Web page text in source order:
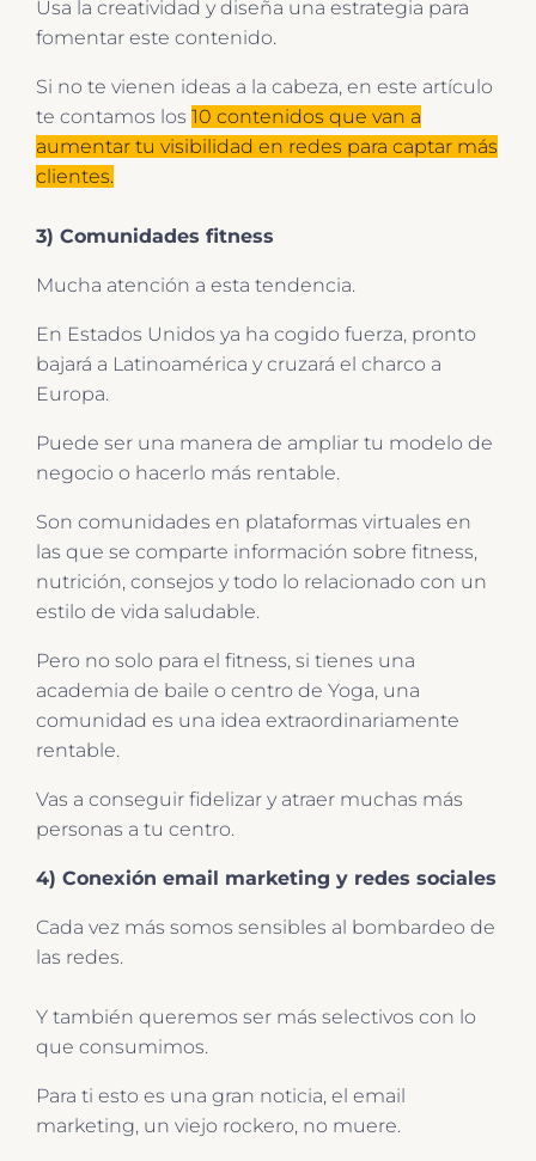
Usa la creatividad y diseña una estrategia para
fomentar este contenido.
Si no te vienen ideas a la cabeza, en este artículo
te contamos los 10 contenidos que van a
aumentar tu visibilidad en redes para captar más
clientes.
3) Comunidades fitness
Mucha atención a esta tendencia.
En Estados Unidos ya ha cogido fuerza, pronto
bajará a Latinoamérica y cruzará el charco a
Europa.
Puede ser una manera de ampliar tu modelo de
negocio o hacerlo más rentable.
Son comunidades en plataformas virtuales en
las que se comparte información sobre fitness,
nutrición, consejos y todo lo relacionado con un
estilo de vida saludable.
Pero no solo para el fitness, si tienes una
academia de baile o centro de Yoga, una
comunidad es una idea extraordinariamente
rentable.
Vas a conseguir fidelizar y atraer muchas más
personas a tu centro.
4) Conexión email marketing y redes sociales
Cada vez más somos sensibles al bombardeo de
las redes.
Y también queremos ser más selectivos con lo
que consumimos.
Para ti esto es una gran noticia, el email
marketing, un viejo rockero, no muere.